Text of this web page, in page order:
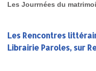
Les Jourrnées du
Les Rencontres
Librairie Paroles, sur